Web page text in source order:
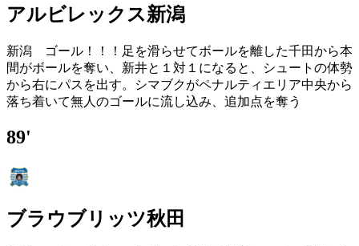
アルビレックス新潟
新潟 ゴール！！！足を滑らせてボールを離した千田から本
間がボールを奪い、新井と１対１になると、シュートの体勢
から右にパスを出す。シマブクがペナルティエリア中央から
落ち着いて無人のゴールに流し込み、追加点を奪う
89'
ブラウブリッツ秋田